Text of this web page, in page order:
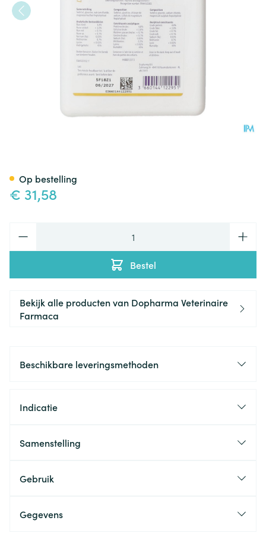
€ 31,58
Bestel
Op bestelling
Bekijk alle producten van Dopharma Veterinaire
Farmaca
Beschikbare leveringsmethoden
Indicatie
Samenstelling
Gebruik
Gegevens